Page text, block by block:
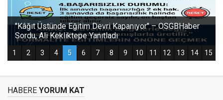
HABERE YORUM KAT